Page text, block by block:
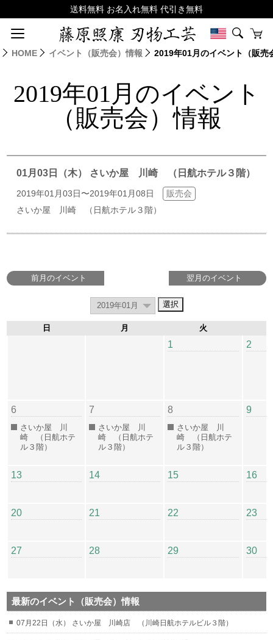
HOME イベント（販売会）情報 2019年01月のイベント（販売
2019年01月のイベント
（販売会）情報
01月03日（木） さいか屋 川崎 （日航ホテル３階）
2019年01月03日〜2019年01月08日
販売会
さいか屋 川崎 （日航ホテル３階）
前月のイベント 翌月のイベント
日 月 火
1 2
6
さいか屋 川
崎 （日航ホテ
ル３階）
7
さいか屋 川
崎 （日航ホテ
ル３階）
8
さいか屋 川
崎 （日航ホテ
ル３階）
9
13 14 15 16
20 21 22 23
27 28 29 30
最新のイベント（販売会）情報
07月22日（水） さいか屋 川崎店 （川崎日航ホテルビル３階）